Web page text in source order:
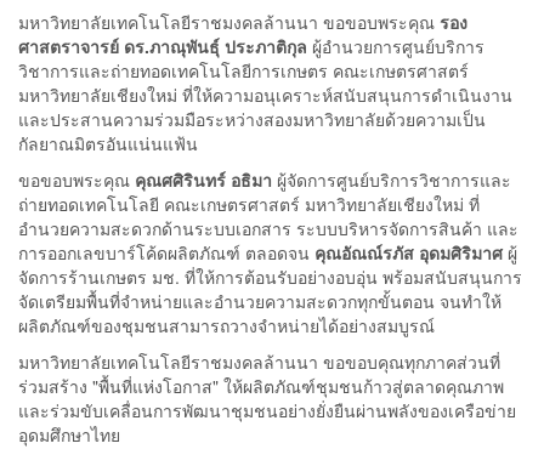
มหาวิทยาลัยเทคโนโลยีราชมงคลล้านนา ขอขอบพระคุณ รอง
ศาสตราจารย์ ดร.ภาณุพันธุ์ ประภาติกุล ผู้อำนวยการศูนย์บริการ
วิชาการและถ่ายทอดเทคโนโลยีการเกษตร คณะเกษตรศาสตร์
มหาวิทยาลัยเชียงใหม่ ที่ให้ความอนุเคราะห์สนับสนุนการดำเนินงาน
และประสานความร่วมมือระหว่างสองมหาวิทยาลัยด้วยความเป็น
กัลยาณมิตรอันแน่นแฟ้น
ขอขอบพระคุณ คุณศศิรินทร์ อธิมา ผู้จัดการศูนย์บริการวิชาการและ
ถ่ายทอดเทคโนโลยี คณะเกษตรศาสตร์ มหาวิทยาลัยเชียงใหม่ ที่
อำนวยความสะดวกด้านระบบเอกสาร ระบบบริหารจัดการสินค้า และ
การออกเลขบาร์โค้ดผลิตภัณฑ์ ตลอดจน คุณอัณณ์รภัส อุดมศิริมาศผู้
จัดการร้านเกษตร มช. ที่ให้การต้อนรับอย่างอบอุ่น พร้อมสนับสนุนการ
จัดเตรียมพื้นที่จำหน่ายและอำนวยความสะดวกทุกขั้นตอน จนทำให้
ผลิตภัณฑ์ของชุมชนสามารถวางจำหน่ายได้อย่างสมบูรณ์
มหาวิทยาลัยเทคโนโลยีราชมงคลล้านนา ขอขอบคุณทุกภาคส่วนที่
ร่วมสร้าง "พื้นที่แห่งโอกาส" ให้ผลิตภัณฑ์ชุมชนก้าวสู่ตลาดคุณภาพ
และร่วมขับเคลื่อนการพัฒนาชุมชนอย่างยั่งยืนผ่านพลังของเครือข่าย
อุดมศึกษาไทย